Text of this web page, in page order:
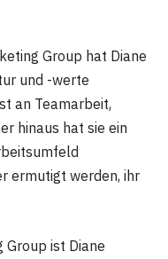
Group hat Diane
und -werte
an Teamarbeit,
hinaus hat sie ein
ermutigt werden, ihr
Group ist Diane